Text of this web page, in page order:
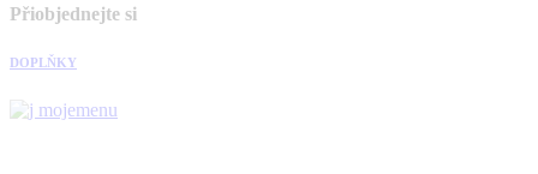
Přiobjednejte si
DOPLŇKY